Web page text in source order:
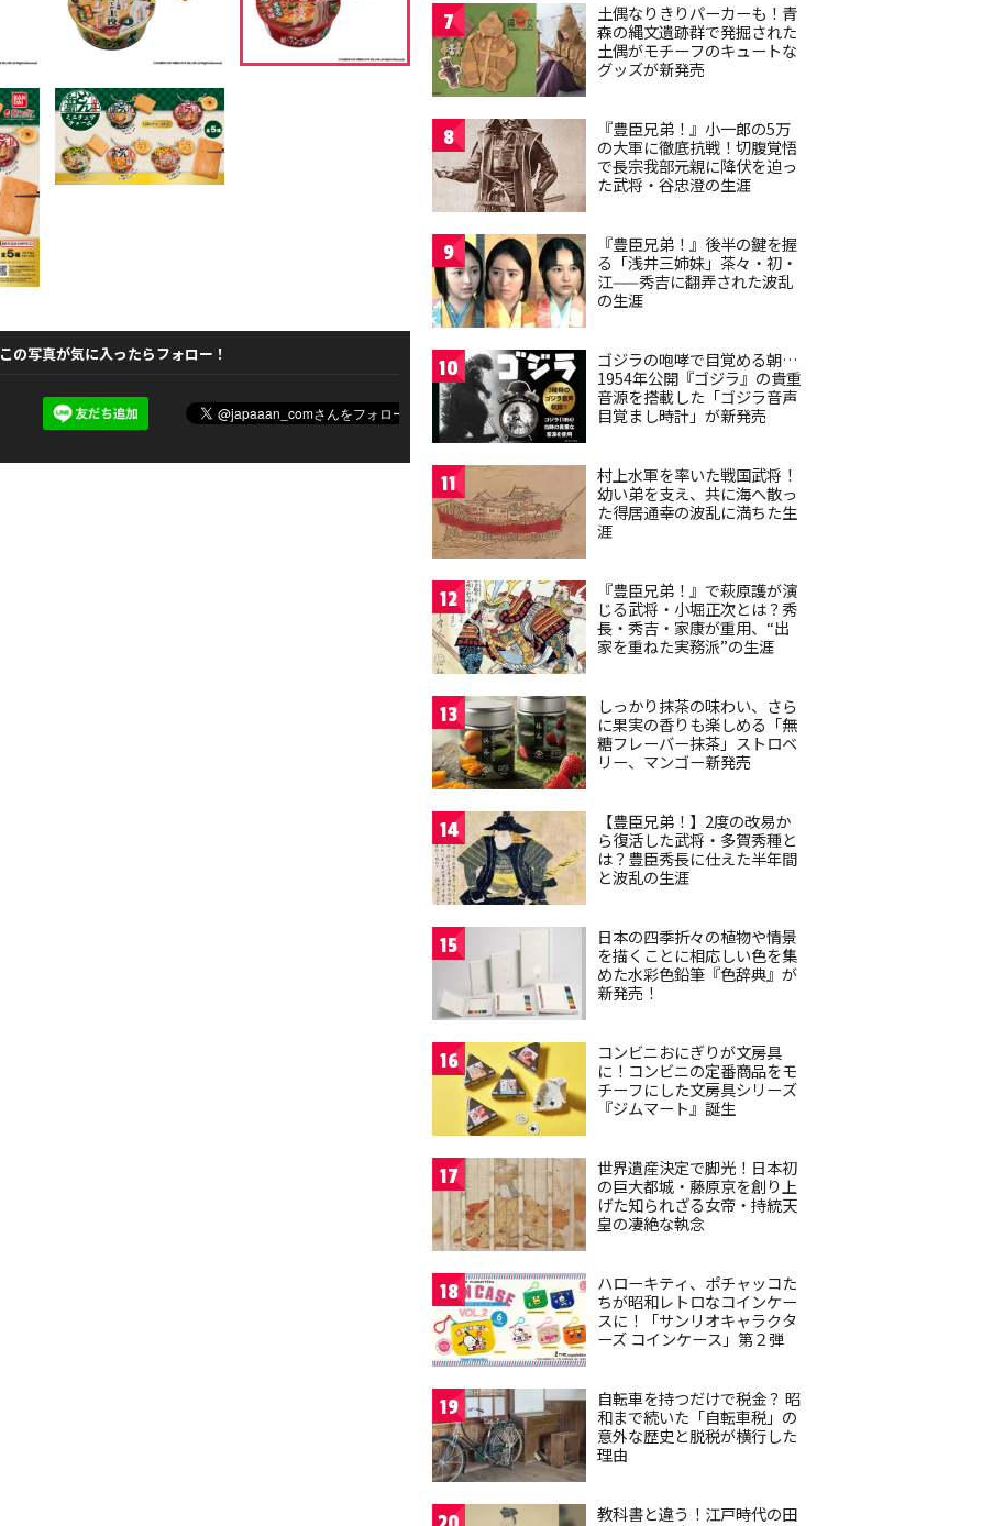
この写真が気に入ったらフォロー！
7
土偶なりきりパーカーも！青
森の縄文遺跡群で発掘された
土偶がモチーフのキュートな
グッズが新発売
8
『豊臣兄弟！』小一郎の5万
の大軍に徹底抗戦！切腹覚悟
で長宗我部元親に降伏を迫っ
た武将・谷忠澄の生涯
9
『豊臣兄弟！』後半の鍵を握
る「浅井三姉妹」茶々・初・
江——秀吉に翻弄された波乱
の生涯
10
ゴジラの咆哮で目覚める朝…
1954年公開『ゴジラ』の貴重
音源を搭載した「ゴジラ音声
目覚まし時計」が新発売
11
村上水軍を率いた戦国武将！
幼い弟を支え、共に海へ散っ
た得居通幸の波乱に満ちた生
涯
12
『豊臣兄弟！』で萩原護が演
じる武将・小堀正次とは？秀
長・秀吉・家康が重用、“出
家を重ねた実務派”の生涯
13
しっかり抹茶の味わい、さら
に果実の香りも楽しめる「無
糖フレーバー抹茶」ストロベ
リー、マンゴー新発売
14
【豊臣兄弟！】2度の改易か
ら復活した武将・多賀秀種と
は？豊臣秀長に仕えた半年間
と波乱の生涯
15
日本の四季折々の植物や情景
を描くことに相応しい色を集
めた水彩色鉛筆『色辞典』が
新発売！
16
コンビニおにぎりが文房具
に！コンビニの定番商品をモ
チーフにした文房具シリーズ
『ジムマート』誕生
17
世界遺産決定で脚光！日本初
の巨大都城・藤原京を創り上
げた知られざる女帝・持統天
皇の凄絶な執念
18
ハローキティ、ポチャッコた
ちが昭和レトロなコインケー
スに！「サンリオキャラクタ
ーズ コインケース」第２弾
19
自転車を持つだけで税金？ 昭
和まで続いた「自転車税」の
意外な歴史と脱税が横行した
理由
教科書と違う！江戸時代の田